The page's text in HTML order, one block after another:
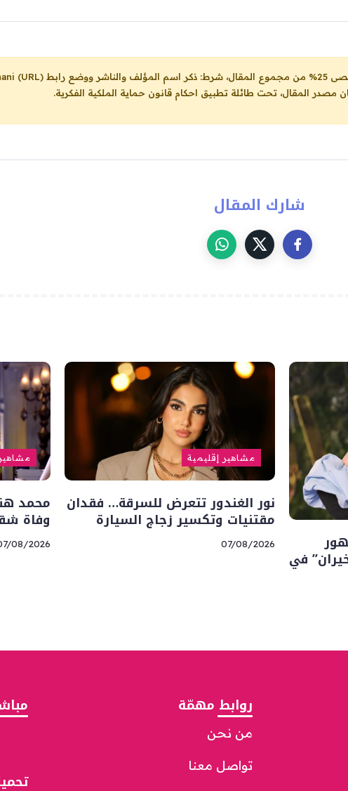
رابط
(URL)
مصدر المقال، تحت طائلة تطبيق احكام قانون حماية الملكية الفكرية.
شارك المقال
في
مشاهير إقليمية
نور الغندور تتعرض للسرقة… فقدان
مقتنيات وتكسير زجاج السيارة
07/08/2026
محمد
وفاة
08/2026
روابط مهمّة
من نحن
تواصل معنا